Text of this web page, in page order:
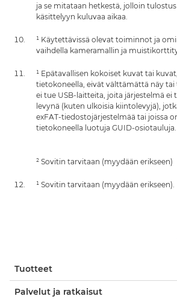
ja se mitataan hetkestä, jolloin
käsittelyyn kuluvaa aikaa.
¹ Käytettävissä olevat toiminnot ja
vaihdella kameramallin ja
¹ Epätavallisen kokoiset kuvat tai
tietokoneella, eivät välttämättä näy tai
ei tue USB-laitteita, joita järjestelmä ei
levynä (kuten ulkoisia kiintolevyjä),
exFAT-tiedostojärjestelmää tai joissa
tietokoneella luotuja GUID-osiotauluja.
² Sovitin tarvitaan (myydään erikseen)
¹ Sovitin tarvitaan (myydään erikseen).
Tuotteet
Palvelut ja ratkaisut